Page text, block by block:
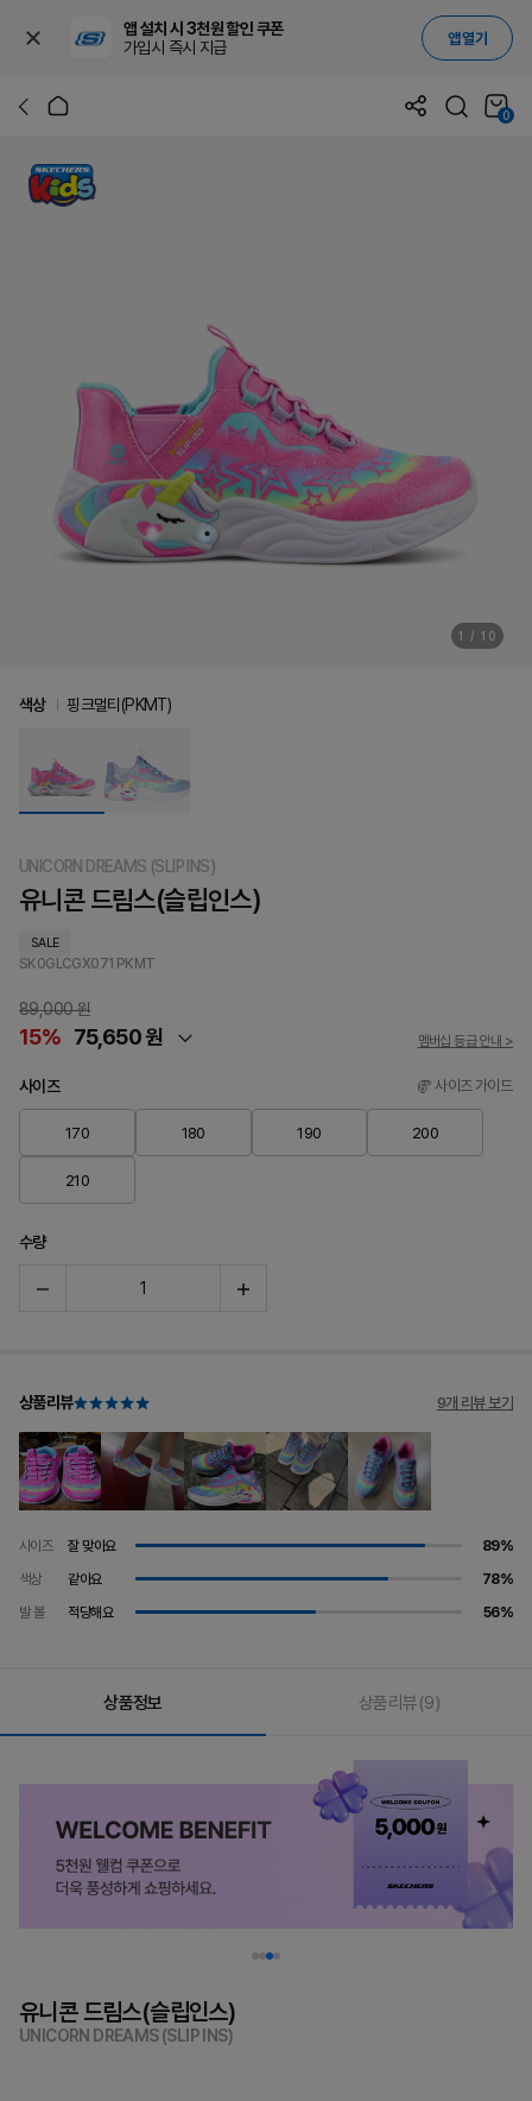
앱 설치 시 3천원 할인 쿠폰
가입시 즉시 지급
앱 열기
0
1 / 10
UNICORN DREAMS (SLIP INS)
유니콘 드림스(슬립인스)
SALE
SK0GLCGX071 PKMT
89,000 원
15% 75,650 원 멤버십 등급 안내 >
색상 핑크멀티(PKMT)
사이즈 사이즈 가이드
170 180 190 200
210
수량
상품리뷰 9개 리뷰 보기
사이즈 잘 맞아요
89%
색상
같아요
78%
발 볼
적당해요 56%
상품정보 상품리뷰(9)
유니콘 드림스(슬립인스)
UNICORN DREAMS (SLIP INS)